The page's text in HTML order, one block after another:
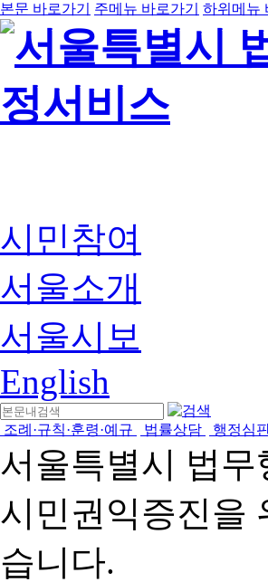
본문 바로가기 주메뉴 바로가기 하위메뉴
시민참여
서울소개
서울시보
English
조례·규칙·훈령·예규 법률상담 행정심
서울특별시 법
시민권익증진을
습니다.